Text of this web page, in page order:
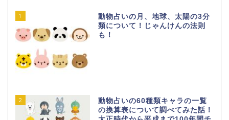
1
動物占いの月、地球、太陽の3分
類について！じゃんけんの法則
も！
2
動物占いの60種類キャラの一覧
の換算表について調べてみた話！